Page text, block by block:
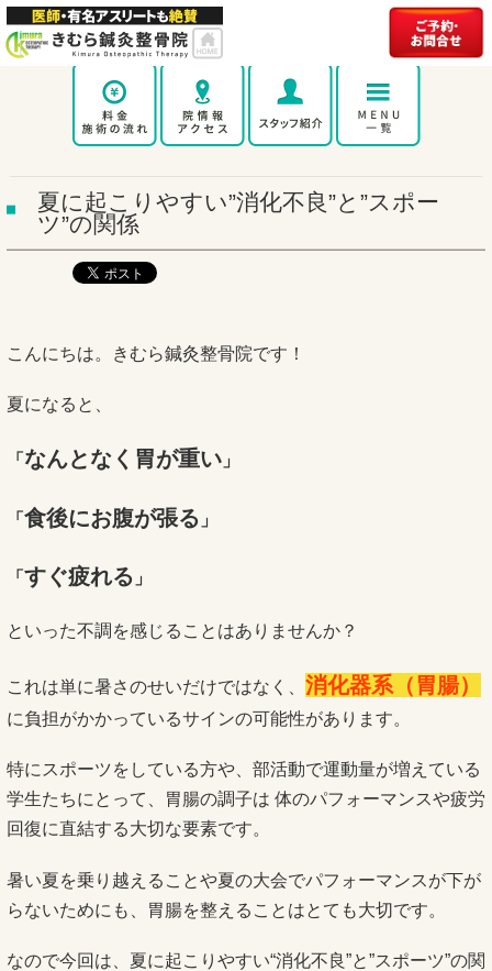
夏に起こりやすい”消化不良”と”スポー
ツ”の関係
こんにちは。きむら鍼灸整骨院です！
夏になると、
「 なんとなく胃が重い 」
「 食後にお腹が張る 」
「 すぐ疲れる 」
といった不調を感じることはありませんか？
これは単に暑さのせいだけではなく、 消化器系（胃腸）
に負担がかかっているサインの可能性があります。
特にスポーツをしている方や、部活動で運動量が増えている
学生たちにとって、胃腸の調子は 体のパフォーマンスや疲労
回復に直結する大切な要素です。
暑い夏を乗り越えることや夏の大会でパフォーマンスが下が
らないためにも、胃腸を整えることはとても大切です。
なので今回は、夏に起こりやすい“消化不良”と”スポーツ”の関